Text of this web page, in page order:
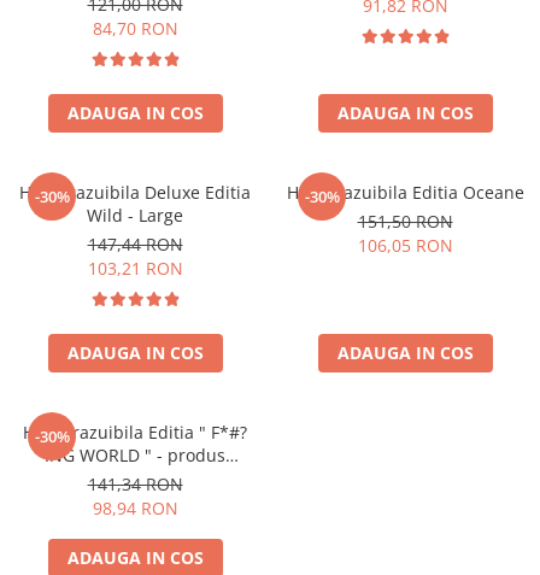
Huse troler
Borsete
Reduceri bagaje
84,70 RON
ADAUGA IN COS
91,82 RON
ADAUGA IN COS
-30%
Harta razuibila Deluxe Editia
Wild - Large
147,44 RON
103,21 RON
ADAUGA IN COS
-30%
Harta razuibila Editia Oceane
151,50 RON
106,05 RON
ADAUGA IN COS
-30%
Harta razuibila Editia " F*#?
ING WORLD " - produs
original Luckies London
141,34 RON
98,94 RON
ADAUGA IN COS